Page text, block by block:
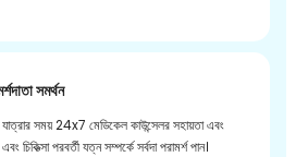
সমর্থন
যাত্রার সময় 24x7 মেডিকেল কাউন্সেলর সহায়তা এবং
চিকিত্সা পরবর্তী যত্ন সম্পর্কে সর্বদা পরামর্শ পান।